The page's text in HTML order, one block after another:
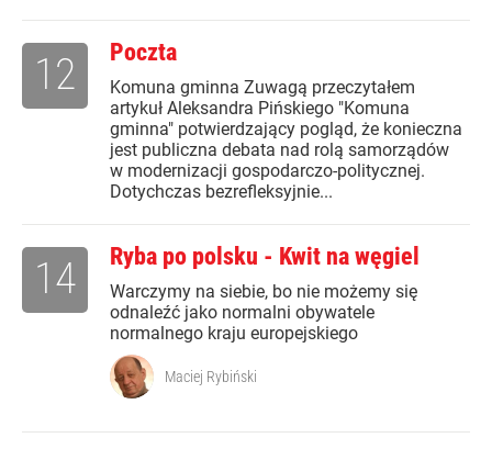
Poczta
Komuna gminna Zuwagą przeczytałem
artykuł Aleksandra Pińskiego "Komuna
gminna" potwierdzający pogląd, że konieczna
jest publiczna debata nad rolą samorządów
w modernizacji gospodarczo-politycznej.
Dotychczas bezrefleksyjnie...
12
Ryba po polsku - Kwit na węgiel
Warczymy na siebie, bo nie możemy się
odnaleźć jako normalni obywatele
normalnego kraju europejskiego
14
Maciej Rybiński